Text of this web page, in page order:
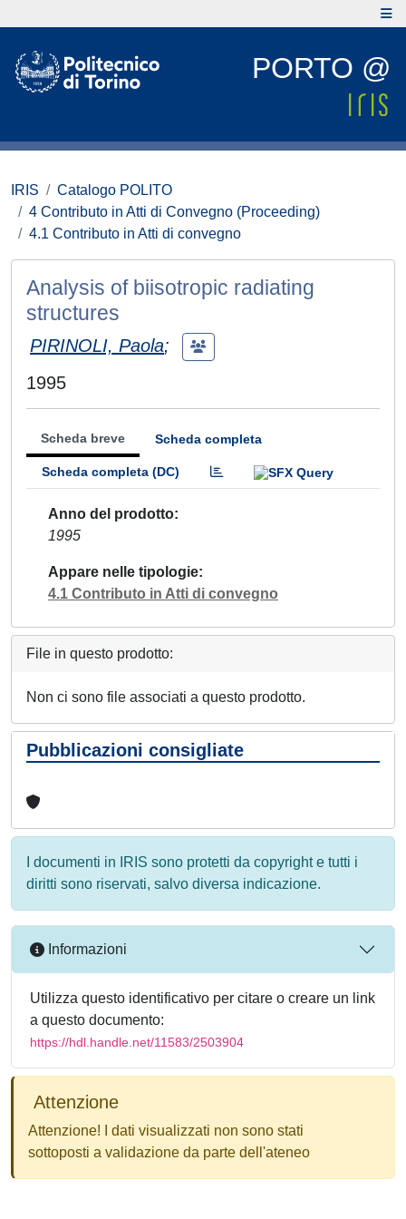
PORTO @
IRIS
Catalogo POLITO
4 Contributo in Atti di Convegno (Proceeding)
4.1 Contributo in Atti di convegno
Analysis of biisotropic radiating
structures
PIRINOLI, Paola;
1995
Scheda breve Scheda completa
Scheda completa (DC)
Anno del prodotto
1995
Appare nelle tipologie
4.1 Contributo in Atti di convegno
File in questo prodotto:
Non ci sono file associati a questo prodotto.
Pubblicazioni consigliate
I documenti in IRIS sono protetti da copyright e tutti i
diritti sono riservati, salvo diversa indicazione.
Informazioni
Utilizza questo identificativo per citare o creare un link
a questo documento:
https://hdl.handle.net/11583/2503904
Attenzione
Attenzione! I dati visualizzati non sono stati
sottoposti a validazione da parte dell'ateneo